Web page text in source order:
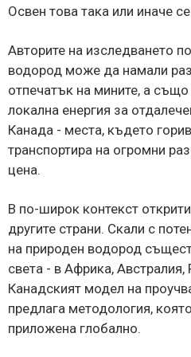
Освен това така или иначе
Авторите на изследването
водород може да намали
отпечатък на мините, а също
локална енергия за
Канада - места, където
транспортира на огромни
цена.
В по-широк контекст
другите страни. Скали с
на природен водород
света - в Африка, Австралия,
Канадският модел на
предлага методология,
приложена глобално.